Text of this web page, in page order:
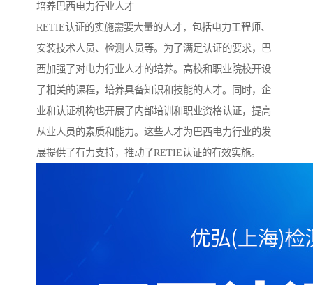
培养巴西电力行业人才
RETIE认证的实施需要大量的人才，包括电力工程师、
安装技术人员、检测人员等。为了满足认证的要求，巴
西加强了对电力行业人才的培养。高校和职业院校开设
了相关的课程，培养具备知识和技能的人才。同时，企
业和认证机构也开展了内部培训和职业资格认证，提高
从业人员的素质和能力。这些人才为巴西电力行业的发
展提供了有力支持，推动了RETIE认证的有效实施。